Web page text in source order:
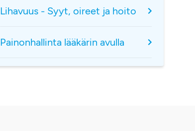
Lihavuus - Syyt, oireet ja hoito
Painonhallinta lääkärin avulla